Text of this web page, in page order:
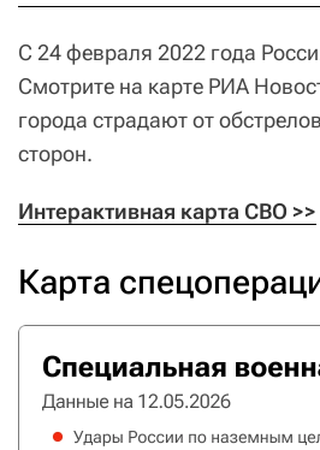
С 24 февраля 2022 года
Смотрите на карте РИА
города страдают от
сторон.
Интерактивная карта СВО >>
Карта